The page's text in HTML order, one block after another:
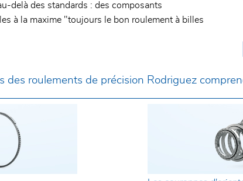
delà des standards : des composants
à la maxime "toujours le bon roulement à billes
des roulements de précision Rodriguez